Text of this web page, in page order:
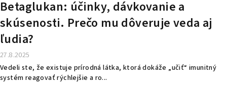
Betaglukan: účinky, dávkovanie a
skúsenosti. Prečo mu dôveruje veda aj
ľudia?
27.8.2025
Vedeli ste, že existuje prírodná látka, ktorá dokáže „učiť“ imunitný
systém reagovať rýchlejšie a ro...